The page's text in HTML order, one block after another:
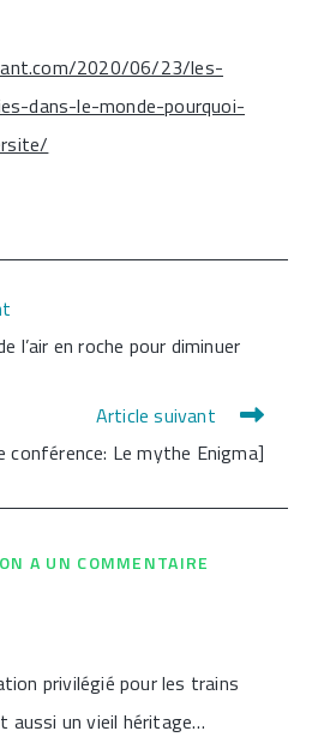
2020/06/23/les-
dans-le-monde-pourquoi-
l’air en roche pour diminuer
Article suivant
conférence: Le mythe Enigma]
A UN COMMENTAIRE
privilégié pour les trains
aussi un vieil héritage…